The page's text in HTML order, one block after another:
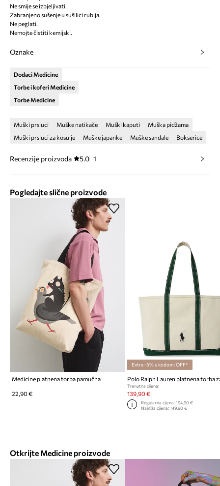
Ne smije se izbjeljivati.
Zabranjeno sušenje u sušilici rublja.
Ne peglati.
Nemojte čistiti kemijski.
Oznake
Dodaci Medicine
Torbe i koferi Medicine
Torbe Medicine
Muški prsluci Muške natikače Muški kaputi
Muška pidžama
Muški prsluci za kosulje
Muške japanke Muške sandale Bokserice
Recenzije proizvoda 5.0 1
Pogledajte slične proizvode
Medicine platnena torba pamučna
22,90 €
Extra -5% s kodom: OFF*
Trenutna cijena:
139,90 €
Regularna cijena: 194,90 €
Najniža cijena: 149,90 €
Otkrijte Medicine proizvode